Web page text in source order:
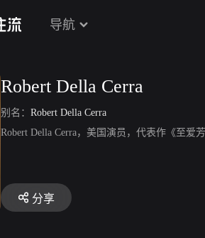
导航
Robert Della Cerra
别名： Robert Della Cerra
Robert Della Cerra，美国演员，代表作《至爱
分享